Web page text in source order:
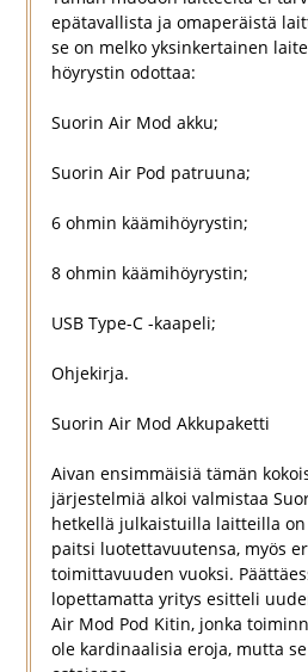
epätavallista ja omaperäistä
se on melko yksinkertainen
höyrystin odottaa:
Suorin Air Mod akku;
Suorin Air Pod patruuna;
6 ohmin käämihöyrystin;
8 ohmin käämihöyrystin;
USB Type-C -kaapeli;
Ohjekirja.
Suorin Air Mod Akkupaketti
Aivan ensimmäisiä tämän
järjestelmiä alkoi valmistaa
hetkellä julkaistuilla laitteilla
paitsi luotettavuutensa, myös
toimittavuuden vuoksi.
lopettamatta yritys esitteli
Air Mod Pod Kitin, jonka
ole kardinaalisia eroja, mutta